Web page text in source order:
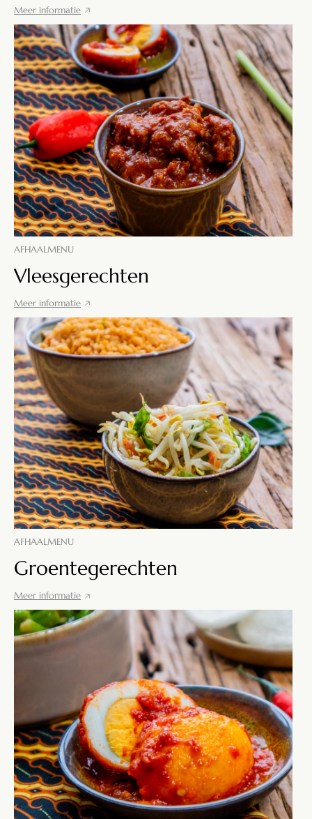
Meer informatie
AFHAALMENU
Vleesgerechten
Meer informatie
AFHAALMENU
Groentegerechten
Meer informatie